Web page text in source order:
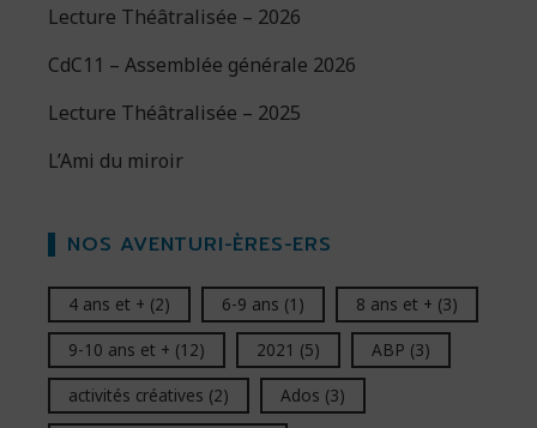
Lecture Théâtralisée – 2026
CdC11 – Assemblée générale 2026
Lecture Théâtralisée – 2025
L’Ami du miroir
NOS AVENTURI-ÈRES-ERS
4 ans et + (2) 6-9 ans (1) 8 ans et + (3)
9-10 ans et + (12) 2021 (5) ABP (3)
activités créatives (2) Ados (3)